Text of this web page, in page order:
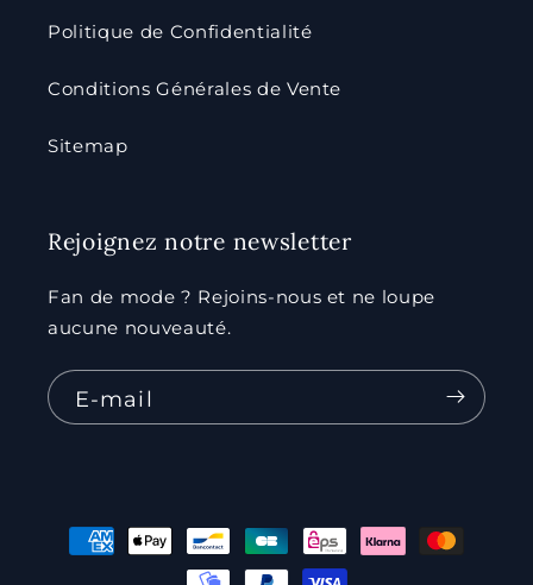
Politique de Confidentialité
Conditions Générales de Vente
Sitemap
Rejoignez notre newsletter
Fan de mode ? Rejoins-nous et ne loupe
aucune nouveauté.
E-mail
Moyens
de